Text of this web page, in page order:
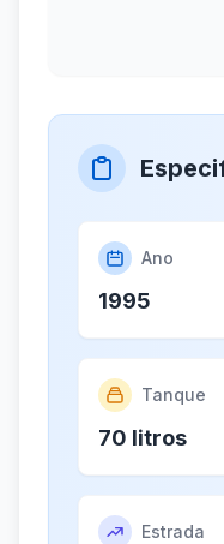
Ano
1995
Tanque
70 litros
Estrada